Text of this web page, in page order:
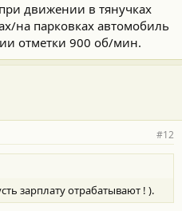
движении в тянучках
на парковках автомобиль
отметки 900 об/мин.
#12
зарплату отрабатывают ! ).